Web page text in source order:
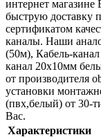
интернет магазине
быструю доставку
сертификатом
каналы. Наши
(50м), Кабель-
канал 20x10мм
от производителя
установки
(пвх,белый) от 30-
Вас.
Характеристики